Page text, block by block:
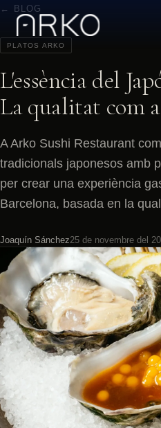
← BLOG
PLATOS ARKO
L'essència del
La qualitat com
A Arko Sushi Restaurant
tradicionals japonesos amb
per crear una experiència
Barcelona, basada en la
Joaquín Sánchez25 de novembre del